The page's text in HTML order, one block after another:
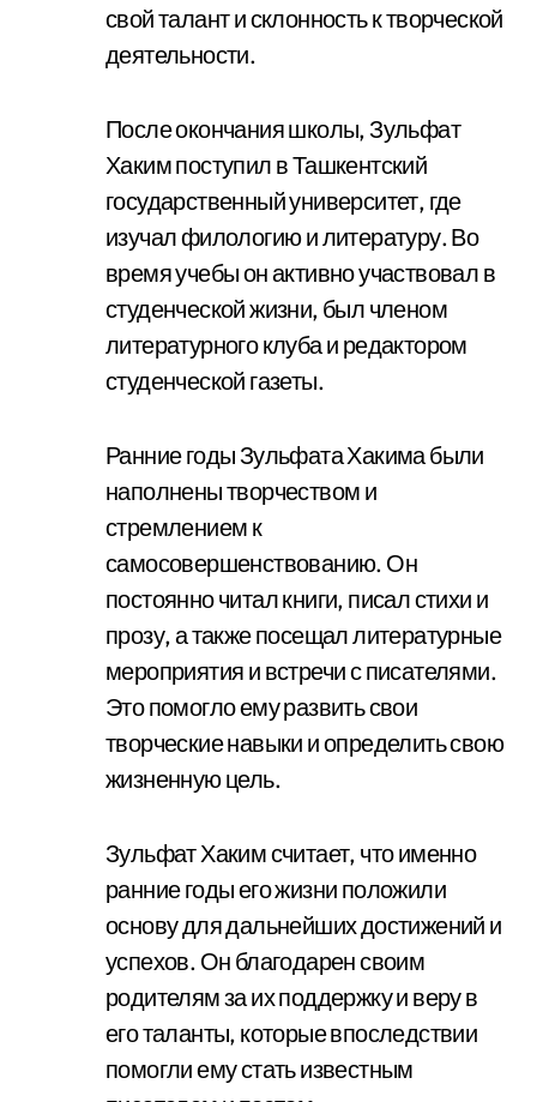
свой талант и склонность к творческой
деятельности.
После окончания школы, Зульфат
Хаким поступил в Ташкентский
государственный университет, где
изучал филологию и литературу. Во
время учебы он активно участвовал в
студенческой жизни, был членом
литературного клуба и редактором
студенческой газеты.
Ранние годы Зульфата Хакима были
наполнены творчеством и
стремлением к
самосовершенствованию. Он
постоянно читал книги, писал стихи и
прозу, а также посещал литературные
мероприятия и встречи с писателями.
Это помогло ему развить свои
творческие навыки и определить свою
жизненную цель.
Зульфат Хаким считает, что именно
ранние годы его жизни положили
основу для дальнейших достижений и
успехов. Он благодарен своим
родителям за их поддержку и веру в
его таланты, которые впоследствии
помогли ему стать известным